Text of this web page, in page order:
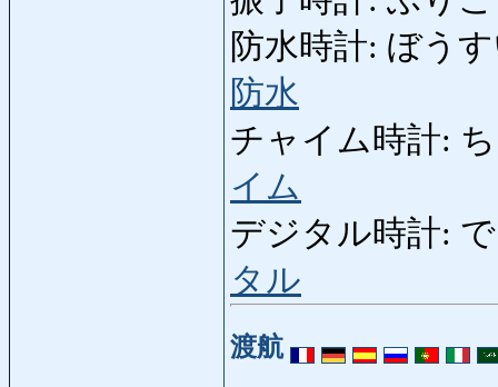
防水時計: ぼう
防水
チャイム時計:
イム
デジタル時計:
タル
渡航